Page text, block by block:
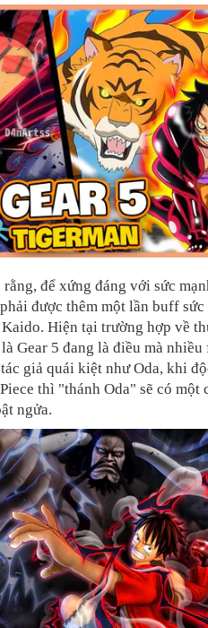
để xứng đáng với sức
được thêm một lần buff sức
Hiện tại trường hợp về
Gear 5 đang là điều mà
giả quái kiệt như Oda, khi
thì "thánh Oda" sẽ có một
ngửa.